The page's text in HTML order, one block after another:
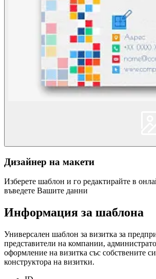
Дизайнер на макети
Изберете шаблон и го редактирайте в
въведете Вашите данни
Информация за шаблона
Универсален шаблон за визитка за
представители на компании,
оформление на визитка със собствените
конструктора на визитки.